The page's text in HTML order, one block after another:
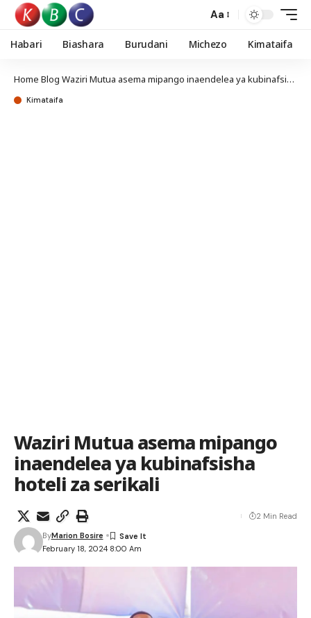
Aa
Habari Biashara Burudani Michezo Kimataifa
Home Blog Waziri Mutua asema mipango inaendelea ya kubinafsisha hoteli za serikali
Kimataifa
Waziri Mutua asema mipango
inaendelea ya kubinafsisha
hoteli za serikali
February 18, 2024 8:00 Am
ByMarion Bosire
2 Min Read